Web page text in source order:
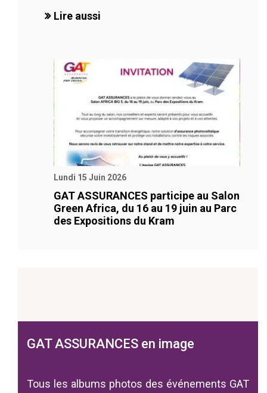
Lire aussi
Lundi 15 Juin 2026
GAT ASSURANCES participe au Salon
Green Africa, du 16 au 19 juin au Parc
des Expositions du Kram
GAT ASSURANCES en image
Tous les albums photos des événements GAT